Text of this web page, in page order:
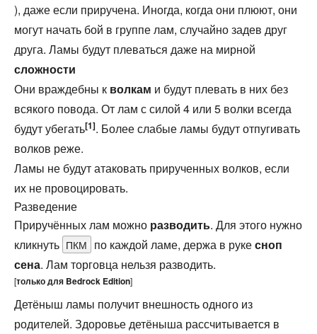
), даже если приручена. Иногда, когда они плюют, они
могут начать бой в группе лам, случайно задев друг
друга. Ламы будут плеваться даже на мирной
сложности
Они враждебны к волкам и будут плевать в них без
всякого повода. От лам с силой 4 или 5 волки всегда
будут убегать[1]. Более слабые ламы будут отпугивать
волков реже.
Ламы не будут атаковать прирученных волков, если
их не провоцировать.
Разведение
Приручённых лам можно разводить. Для этого нужно
кликнуть ПКМ по каждой ламе, держа в рукесноп
сена. Лам торговца нельзя разводить.‌
[только для Bedrock Edition]
Детёныш ламы получит внешность одного из
родителей. Здоровье детёныша рассчитывается в